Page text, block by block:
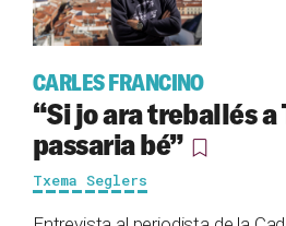
CARLES FRANCINO
“Si jo ara treballés a
passaria bé”
Txema Seglers